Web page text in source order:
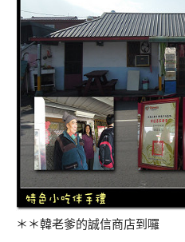
＊＊韓老爹的誠信商店到囉